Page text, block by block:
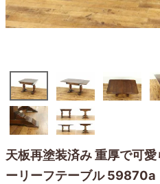
天板再塗装済み 重厚で可
ーリーフテーブル 59870a